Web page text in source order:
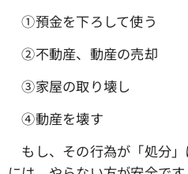
①預金を下ろして使う
➁不動産、動産の売却
③家屋の取り壊し
④動産を壊す
もし、その行為が「処分